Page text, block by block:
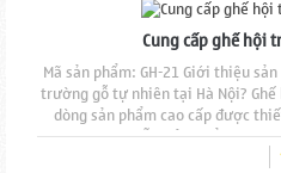
Cung cấp ghế hội
Mã sản phẩm: GH-21 Giới thiệu
trường gỗ tự nhiên tại Hà Nội?
dòng sản phẩm cao cấp được
phòng Gia Nguyễn, sản phẩm
mã đẹp, độ bền cao, đường nét